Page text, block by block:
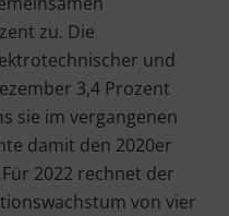
zu. Die
und
3,4 Prozent
sie im vergangenen
damit den 2020er
2022 rechnet der
von vier